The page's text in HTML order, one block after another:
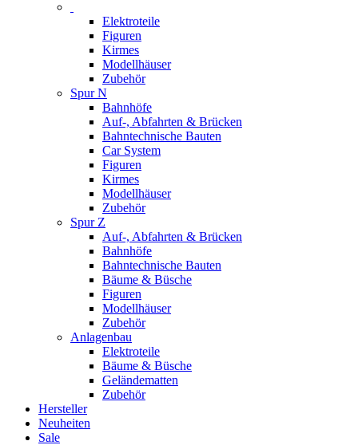
Elektroteile
Figuren
Kirmes
Modellhäuser
Zubehör
Spur N
Bahnhöfe
Auf-, Abfahrten & Brücken
Bahntechnische Bauten
Car System
Figuren
Kirmes
Modellhäuser
Zubehör
Spur Z
Auf-, Abfahrten & Brücken
Bahnhöfe
Bahntechnische Bauten
Bäume & Büsche
Figuren
Modellhäuser
Zubehör
Anlagenbau
Elektroteile
Bäume & Büsche
Geländematten
Zubehör
Hersteller
Neuheiten
Sale